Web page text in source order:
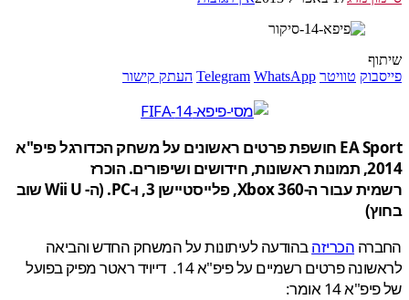
טוויטר Telegram WhatsApp העתק קישור
EA Sport חושפת פרטים ראשונים על משחק הכדורגל פיפ"א
2014, תמונות ראשונות, חידושים ושיפורים. הוכרז
רשמית עבור ה-Xbox 360, פלייסטיישן 3, ו-PC. (ה- Wii U שוב
הכריזהבהודעה לעיתונות על המשחק החדש והביאה
לראשונה פרטים רשמיים על פיפ"א 14. דייויד ראטר מפיק בפועל
14 אומר: